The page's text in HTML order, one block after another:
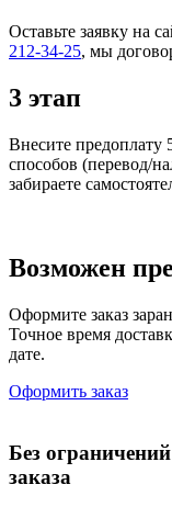
Оставьте заявку на
212-34-25, мы
3 этап
Внесите
способов (перевод/
забираете
Возможен
Оформите заказ
Точное время
дате.
Оформить заказ
Без
заказа